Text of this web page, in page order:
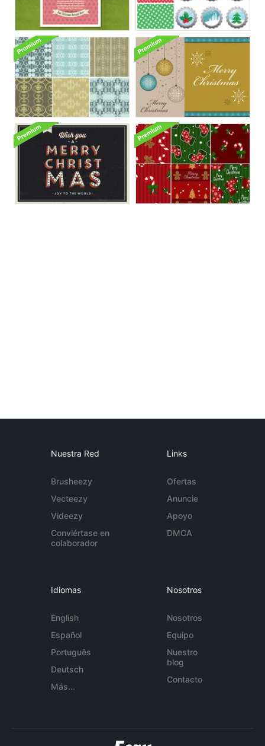
Nuestra Red
Brusheezy
Vecteezy
Videezy
Conviértase en
colaborador
Links
Ofertas
Anuncie
Apoyo
DMCA
Idiomas
English
Español
Português
Deutsch
Más...
Nosotros
Nosotros
Equipo
Nuestro
blog
Contacto